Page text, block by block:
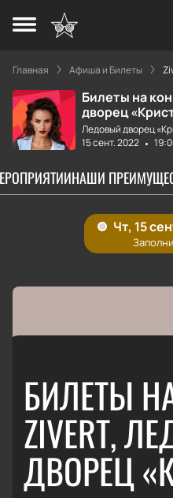
Главная Афиша и Билеты
Билеты на
дворец
Ледовый дворец
15 сент. 2022
НАШИ
БИЛЕТЫ
ZIVERT,
ДВОРЕЦ